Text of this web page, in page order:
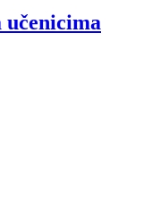
učenicima